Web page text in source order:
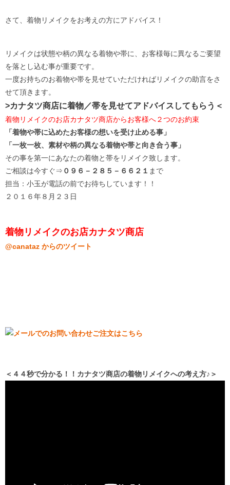
さて、着物リメイクをお考えの方にアドバイス！
リメイクは状態や柄の異なる着物や帯に、お客様毎に異なるご要望
を落とし込む事が重要です。
一度お持ちのお着物や帯を見せていただければリメイクの助言をさ
せて頂きます。
>カナタツ商店に着物／帯を見せてアドバイスしてもらう＜
着物リメイクのお店カナタツ商店からお客様へ２つのお約束
「着物や帯に込めたお客様の想いを受け止める事」
「一枚一枚、素材や柄の異なる着物や帯と向き合う事」
その事を第一にあなたの着物と帯をリメイク致します。
ご相談は今すぐ⇒ ０９６－２８５－６６２１ まで
担当：小玉が電話の前でお待ちしています！！
２０１６年８月２３日
着物リメイクのお店カナタツ商店
@canataz からのツイート
＜４４秒で分かる！！カナタツ商店の着物リメイクへの考え方♪＞